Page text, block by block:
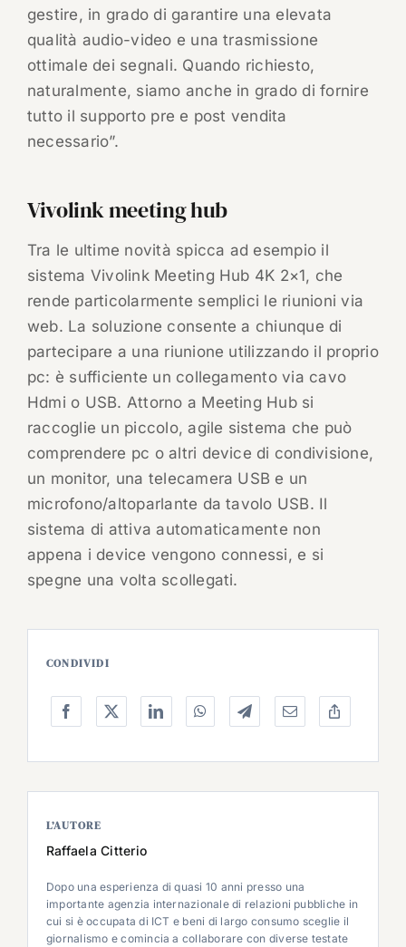
gestire, in grado di garantire una elevata
qualità audio-video e una trasmissione
ottimale dei segnali. Quando richiesto,
naturalmente, siamo anche in grado di fornire
tutto il supporto pre e post vendita
necessario”.
Vivolink meeting hub
Tra le ultime novità spicca ad esempio il
sistema Vivolink Meeting Hub 4K 2×1, che
rende particolarmente semplici le riunioni via
web. La soluzione consente a chiunque di
partecipare a una riunione utilizzando il proprio
pc: è sufficiente un collegamento via cavo
Hdmi o USB. Attorno a Meeting Hub si
raccoglie un piccolo, agile sistema che può
comprendere pc o altri device di condivisione,
un monitor, una telecamera USB e un
microfono/altoparlante da tavolo USB. Il
sistema di attiva automaticamente non
appena i device vengono connessi, e si
spegne una volta scollegati.
CONDIVIDI
L’AUTORE
Raffaela Citterio
Dopo una esperienza di quasi 10 anni presso una
importante agenzia internazionale di relazioni pubbliche in
cui si è occupata di ICT e beni di largo consumo sceglie il
giornalismo e comincia a collaborare con diverse testate